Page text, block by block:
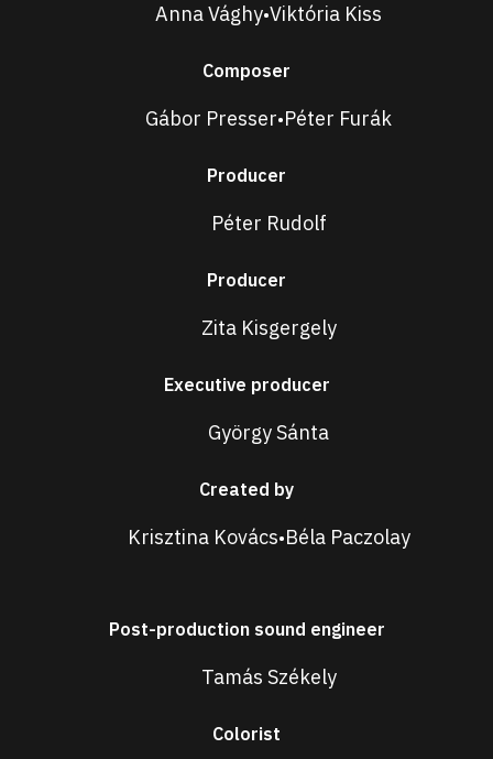
Anna Vághy•Viktória Kiss
Composer
Gábor Presser•Péter Furák
Producer
Péter Rudolf
Producer
Zita Kisgergely
Executive producer
György Sánta
Created by
Krisztina Kovács•Béla Paczolay
Post-production sound engineer
Tamás Székely
Colorist